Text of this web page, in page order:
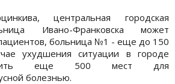
центральная городская
Ивано-Франковска может
больница №1 - еще до 150
ухудшения ситуации в городе
еще 500 мест для
болезнью.